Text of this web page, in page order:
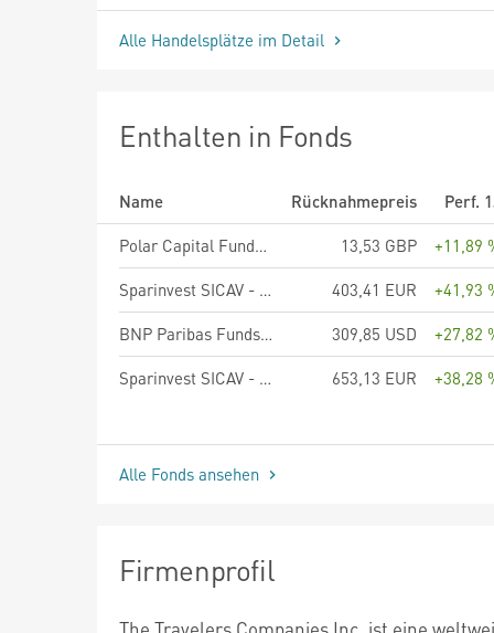
Alle Handelsplätze im Detail
Enthalten in Fonds
Name Rücknahmepreis
Perf.
Polar Capital Funds plc - Global Insurance Fund Class R GBP Accumulation Shares
13,53 GBP
+11,89
Sparinvest SICAV - Ethical Global Value EUR R
403,41 EUR
+41,93
BNP Paribas Funds Responsible US Value Multi-Factor Equity Privilege Capitalisation
309,85 USD
+27,82
Sparinvest SICAV - Global Value EUR R
653,13 EUR +38,28
Alle Fonds ansehen
Firmenprofil